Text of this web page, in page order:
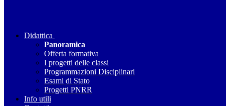
Didattica
Panoramica
Offerta formativa
I progetti delle classi
Programmazioni Disciplinari
Esami di Stato
Progetti PNRR
Info utili